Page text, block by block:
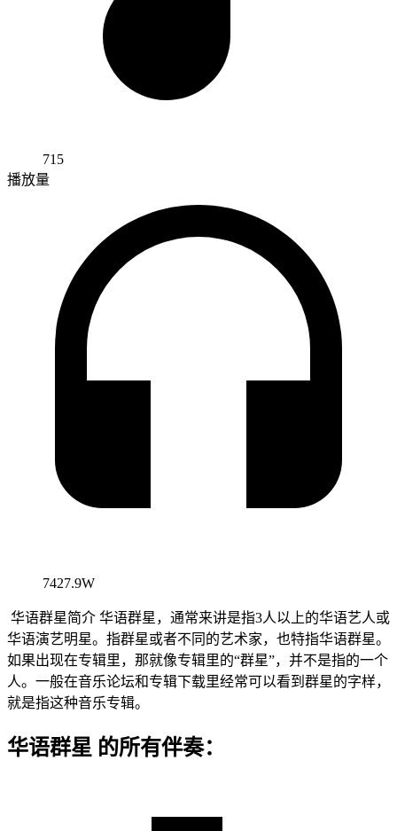
715
播放量
7427.9W
华语群星简介 华语群星，通常来讲是指3人以上的华语艺人或
华语演艺明星。指群星或者不同的艺术家，也特指华语群星。
如果出现在专辑里，那就像专辑里的“群星”，并不是指的一个
人。一般在音乐论坛和专辑下载里经常可以看到群星的字样，
就是指这种音乐专辑。
华语群星 的所有伴奏：